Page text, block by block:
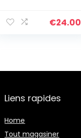
Bracelets
€24.00
Liens rapides
Home
Tout magasiner